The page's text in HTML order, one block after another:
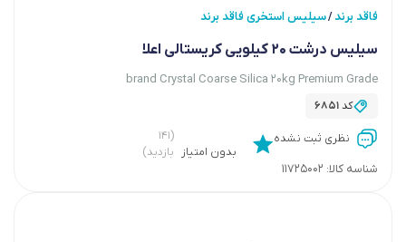
فاقد برند/سیلیس استخری فاقد برند
سیلیس درشت 20 کیلویی کریستالی اعلا
brand Crystal Coarse Silica 20kg Premium Grade
کد6851
نظری ثبت نشده
بدون امتیاز
(۱۴۱
بازدید)
شناسه کالا: 11725002